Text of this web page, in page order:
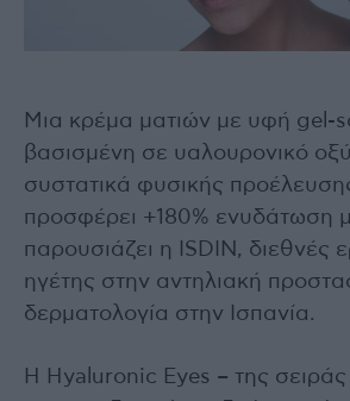
Μια κρέμα ματιών με υφή gel-
βασισμένη σε υαλουρονικό
συστατικά φυσικής
προσφέρει +180% ενυδάτωση
παρουσιάζει η ISDIN, διεθνές
ηγέτης στην αντηλιακή
δερματολογία στην Ισπανία.
Η Hyaluronic Eyes – της σειράς